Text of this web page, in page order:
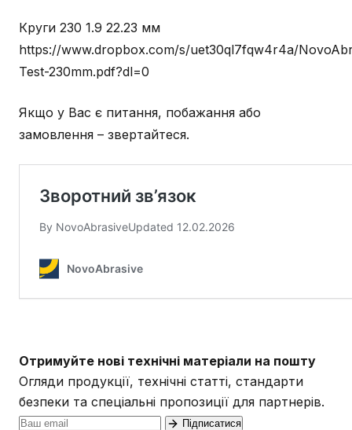
Круги 230 1.9 22.23 мм
https://www.dropbox.com/s/uet30ql7fqw4r4a/
Test-230mm.pdf?dl=0
Якщо у Вас є питання, побажання або
замовлення – звертайтеся.
Отримуйте нові технічні матеріали на пошту
Огляди продукції, технічні статті, стандарти
безпеки та спеціальні пропозиції для партнерів.
Підписатися